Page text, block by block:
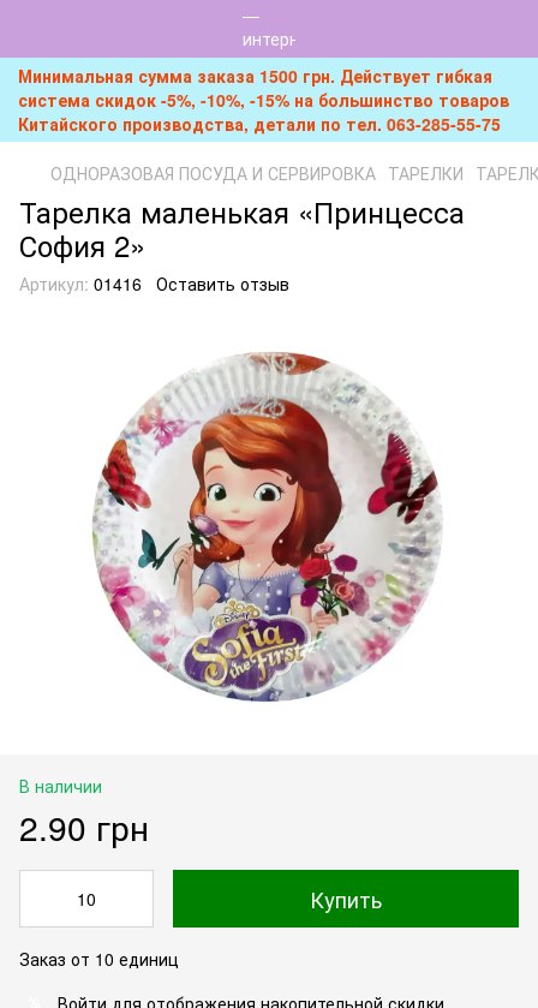
Минимальная сумма заказа 1500 грн. Действует гибкая
система скидок -5%, -10%, -15% на большинство товаров
Китайского производства, детали по тел. 063-285-55-75
ОДНОРАЗОВАЯ ПОСУДА И СЕРВИРОВКА ТАРЕЛКИ
Тарелка маленькая «Принцесса
София 2»
Артикул: 01416 Оставить отзыв
В наличии
2.90 грн
Купить
Заказ от 10 единиц
Войти для отображения накопительной скидки